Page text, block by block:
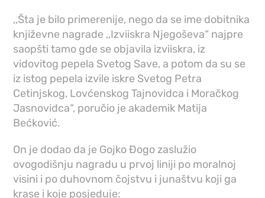
,,Šta je bilo primerenije, nego da se ime dobitnika
književne nagrade ,,Izviiskra Njegoševa“ najpre
saopšti tamo gde se objavila izviiskra, iz
vidovitog pepela Svetog Save, a potom da su se
iz istog pepela izvile iskre Svetog Petra
Cetinjskog, Lovćenskog Tajnovidca i Moračkog
Jasnovidca“, poručio je akademik Matija
Bećković.
On je dodao da je Gojko Đogo zaslužio
ovogodišnju nagradu u prvoj liniji po moralnoj
visini i po duhovnom čojstvu i junaštvu koji ga
krase i koje posjeduje: